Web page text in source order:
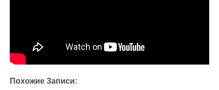
Похожие Записи: